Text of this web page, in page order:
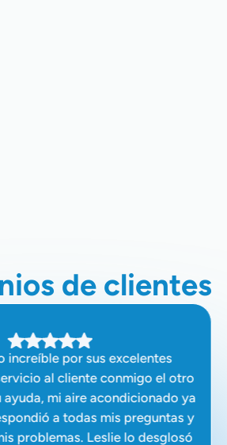
de clientes
increíble por sus excelentes
al cliente conmigo el otro
ayuda, mi aire acondicionado ya
a todas mis preguntas y
problemas. Leslie lo desglosó